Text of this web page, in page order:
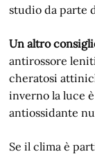
studio da parte
Un altro
antirossore
cheratosi
inverno la luce
antiossidante
Se il clima è